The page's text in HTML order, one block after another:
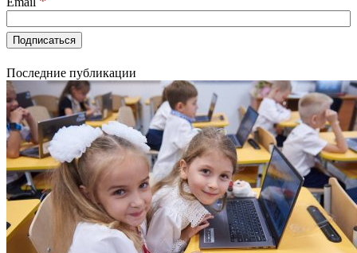
Последние публикации